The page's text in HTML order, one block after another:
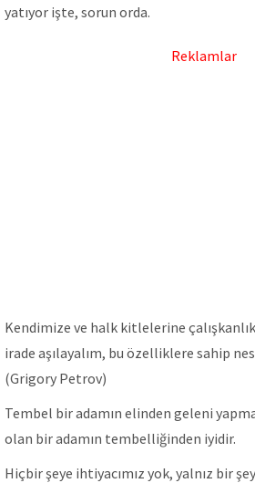
yatıyor işte, sorun orda.
Reklamlar
Kendimize ve halk kitlelerine
irade aşılayalım, bu özelliklere sahip
(Grigory Petrov)
Tembel bir adamın elinden geleni
olan bir adamın tembelliğinden iyidir.
Hiçbir şeye ihtiyacımız yok, yalnız bir